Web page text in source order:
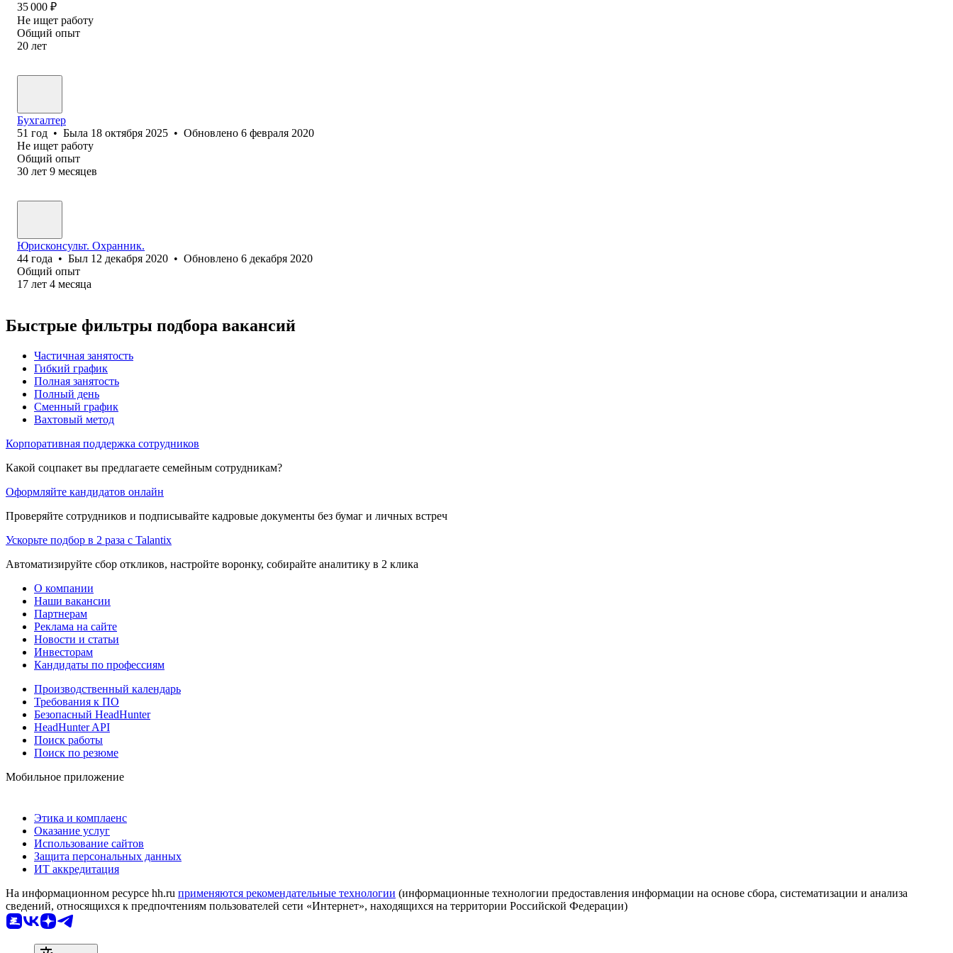
35 000 ₽
Не ищет работу
Общий опыт
20 лет
Бухгалтер
51 год • Была 18 октября 2025 • Обновлено 6 февраля 2020
Не ищет работу
Общий опыт
30 лет 9 месяцев
Юрисконсульт. Охранник.
44 года • Был 12 декабря 2020 • Обновлено 6 декабря 2020
Общий опыт
17 лет 4 месяца
Быстрые фильтры подбора вакансий
Частичная занятость
Гибкий график
Полная занятость
Полный день
Сменный график
Вахтовый метод
Корпоративная поддержка сотрудников
Какой соцпакет вы предлагаете семейным сотрудникам?
Оформляйте кандидатов онлайн
Проверяйте сотрудников и подписывайте кадровые документы без бумаг и личных встреч
Ускорьте подбор в 2 раза с Talantix
Автоматизируйте сбор откликов, настройте воронку, собирайте аналитику в 2 клика
О компании
Наши вакансии
Партнерам
Реклама на сайте
Новости и статьи
Инвесторам
Кандидаты по профессиям
Производственный календарь
Требования к ПО
Безопасный HeadHunter
HeadHunter API
Поиск работы
Поиск по резюме
Мобильное приложение
Этика и комплаенс
Оказание услуг
Использование сайтов
Защита персональных данных
ИТ аккредитация
На информационном ресурсе hh.ru применяются рекомендательные технологии (информационные технологии предоставления информации на основе сбора, систематизации и анализа
сведений, относящихся к предпочтениям пользователей сети «Интернет», находящихся на территории Российской Федерации)